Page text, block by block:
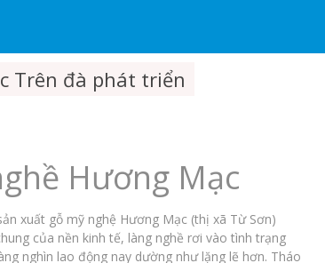
Trên đà phát triển
Hương Mạc
xuất gỗ mỹ nghệ Hương Mạc (thị xã Từ Sơn)
của nền kinh tế, làng nghề rơi vào tình trạng
nghìn lao động nay dường như lặng lẽ hơn. Tháo